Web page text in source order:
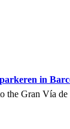
in
the Gran Vía